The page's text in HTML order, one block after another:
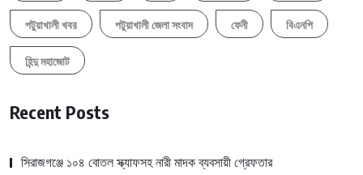
পটুয়াখালী খবর পটুয়াখালী জেলা সংবাদ ফেনী বিএনপি
হিন্দু মহাজোট
Recent Posts
সিরাজগঞ্জে ১০৪ বোতল স্ক্যাফসহ নারী মাদক ব্যবসায়ী গ্রেফতার